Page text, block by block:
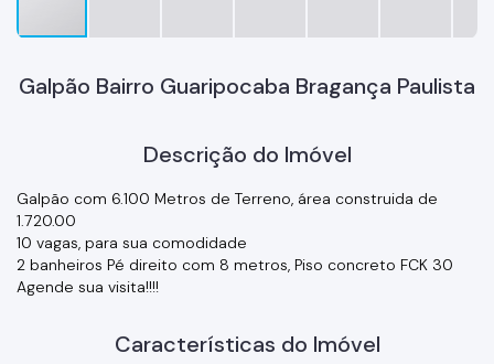
Galpão Bairro Guaripocaba Bragança Paulista
Descrição do Imóvel
Galpão com 6.100 Metros de Terreno, área construida de
1.720.00
10 vagas, para sua comodidade
2 banheiros Pé direito com 8 metros, Piso concreto FCK 30
Agende sua visita!!!!
Características do Imóvel